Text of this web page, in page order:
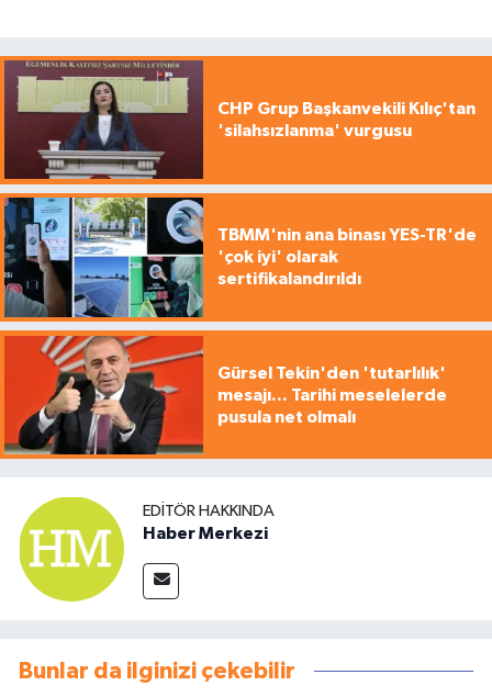
CHP Grup Başkanvekili Kılıç'tan
'silahsızlanma' vurgusu
TBMM'nin ana binası YES-TR'de
'çok iyi' olarak
sertifikalandırıldı
Gürsel Tekin'den 'tutarlılık'
mesajı... Tarihi meselelerde
pusula net olmalı
EDITÖR HAKKINDA
Haber Merkezi
Bunlar da ilginizi çekebilir